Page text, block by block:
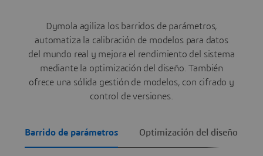
Dymola agiliza los barridos de parámetros,
automatiza la calibración de modelos para datos
del mundo real y mejora el rendimiento del sistema
mediante la optimización del diseño. También
ofrece una sólida gestión de modelos, con cifrado y
control de versiones.
Barrido de parámetros Optimización del diseño